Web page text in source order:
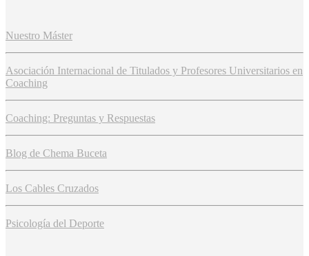
Nuestro Máster
Asociación Internacional de Titulados y Profesores Universitarios en
Coaching
Coaching: Preguntas y Respuestas
Blog de Chema Buceta
Los Cables Cruzados
Psicología del Deporte